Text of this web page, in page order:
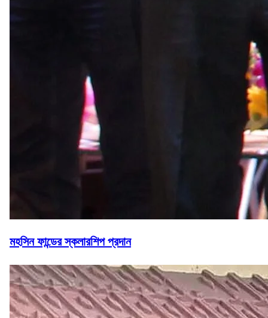
মহসিন ফান্ডের স্কলারশিপ প্রদান